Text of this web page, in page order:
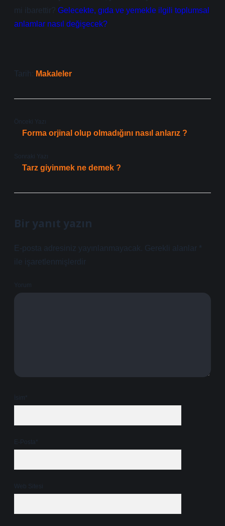
mi ibarettir? Gelecekte, gıda ve yemekle ilgili toplumsal
anlamlar nasıl değişecek?
Tarih: Makaleler
Önceki Yazı
Forma orjinal olup olmadığını nasıl anlarız ?
Sonraki Yazı
Tarz giyinmek ne demek ?
Bir yanıt yazın
E-posta adresiniz yayınlanmayacak. Gerekli alanlar *
ile işaretlenmişlerdir
Yorum
İsim*
E-Posta*
Web Sitesi